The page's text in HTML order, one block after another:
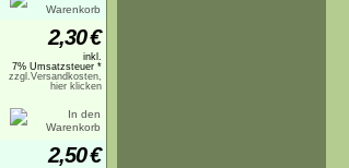
2,30€
inkl.
7% Umsatzsteuer *
zzgl.Versandkosten,
hier klicken
2,50€